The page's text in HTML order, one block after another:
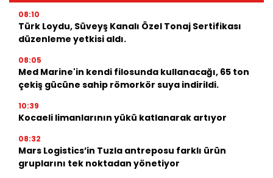
08:10
Türk Loydu, Süveyş Kanalı Özel Tonaj Sertifikası
düzenleme yetkisi aldı.
08:05
Med Marine'in kendi filosunda kullanacağı, 65 ton
çekiş gücüne sahip römorkör suya indirildi.
10:39
Kocaeli limanlarının yükü katlanarak artıyor
08:32
Mars Logistics’in Tuzla antreposu farklı ürün
gruplarını tek noktadan yönetiyor